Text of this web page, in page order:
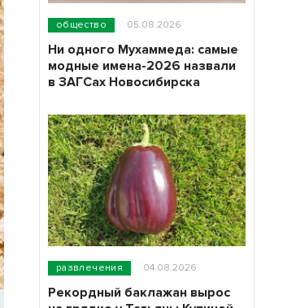
общество 05.08.2026
Ни одного Мухаммеда: самые
модные имена-2026 назвали
в ЗАГСах Новосибирска
развлечения 04.08.2026
Рекордный баклажан вырос